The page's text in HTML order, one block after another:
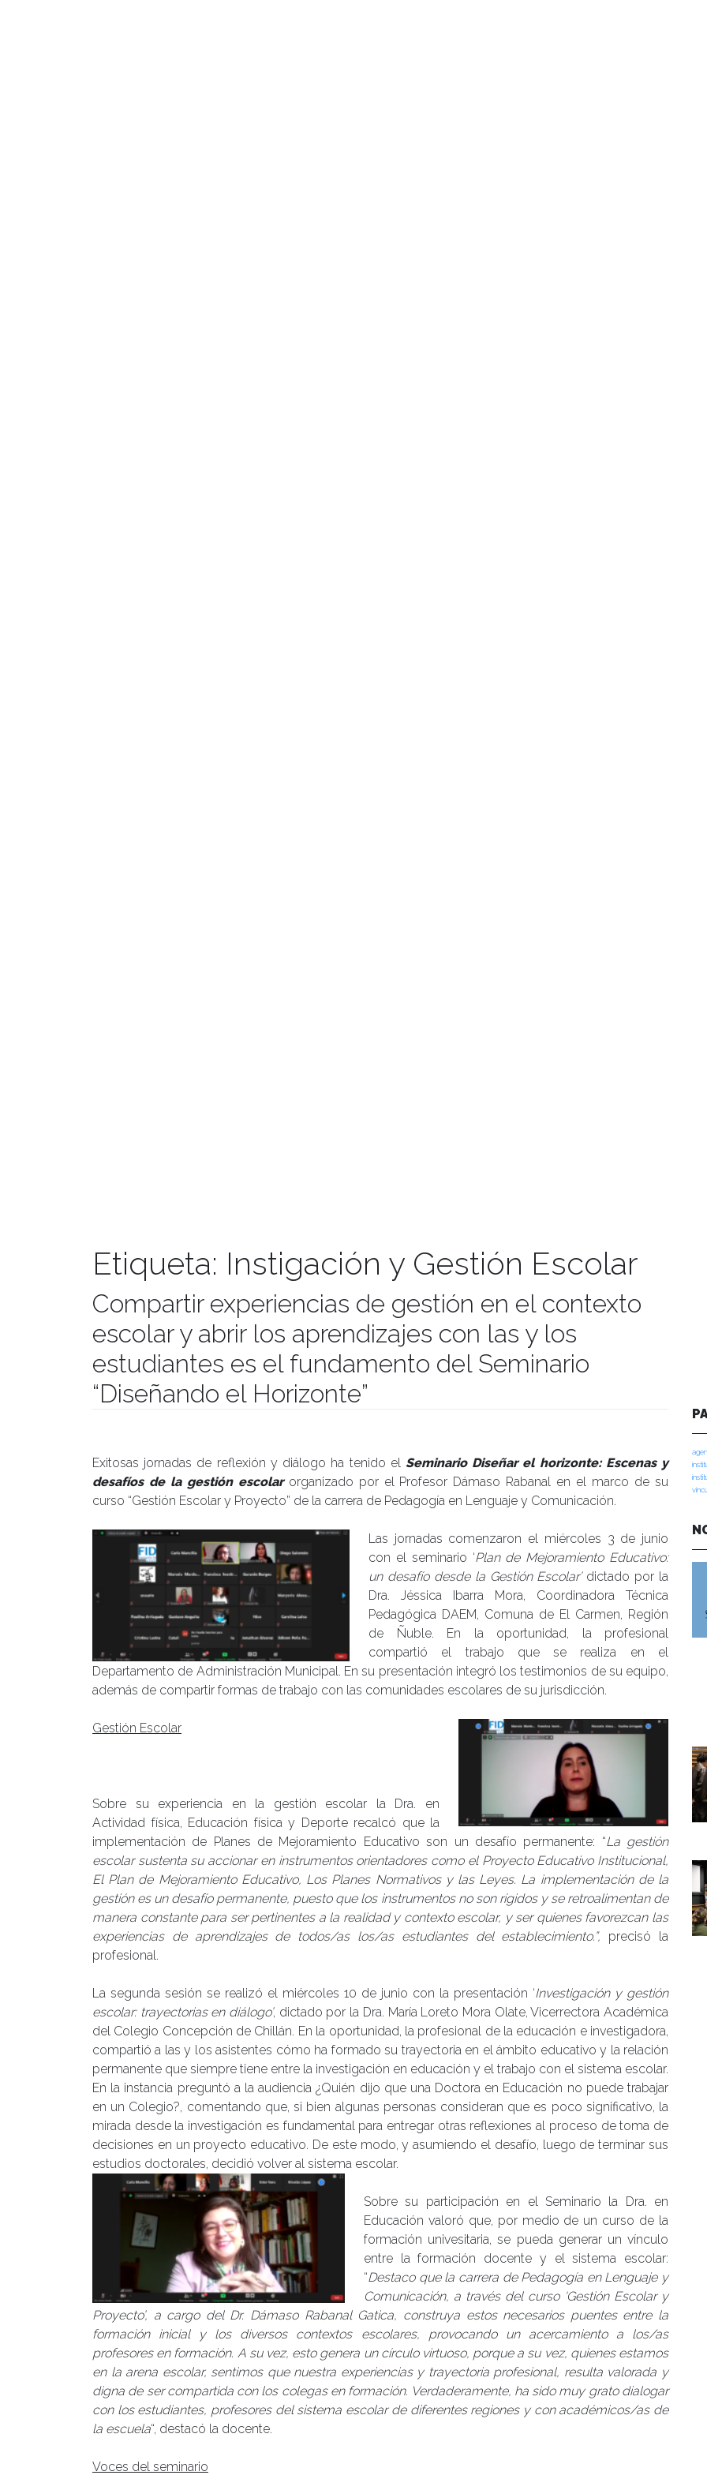
Etiqueta: Instigación y Gestión Escolar
Compartir experiencias de gestión en el contexto
escolar y abrir los aprendizajes con las y los
estudiantes es el fundamento del Seminario
“Diseñando el Horizonte”
Exitosas jornadas de reflexión y diálogo ha tenido el Seminario Diseñar el horizonte: Escenas y
desafíos de la gestión escolar organizado por el Profesor Dámaso Rabanal en el marco de su
curso “Gestión Escolar y Proyecto” de la carrera de Pedagogía en Lenguaje y Comunicación.
Las jornadas comenzaron el miércoles 3 de junio
con el seminario ‘Plan de Mejoramiento Educativo:
un desafío desde la Gestión Escolar’ dictado por la
Dra. Jéssica Ibarra Mora, Coordinadora Técnica
Pedagógica DAEM, Comuna de El Carmen, Región
de Ñuble. En la oportunidad, la profesional
compartió el trabajo que se realiza en el
Departamento de Administración Municipal. En su presentación integró los testimonios de su equipo,
además de compartir formas de trabajo con las comunidades escolares de su jurisdicción.
Gestión Escolar
Sobre su experiencia en la gestión escolar la Dra. en
Actividad física, Educación física y Deporte recalcó que la
implementación de Planes de Mejoramiento Educativo son un desafío permanente: “La gestión
escolar sustenta su accionar en instrumentos orientadores como el Proyecto Educativo Institucional,
El Plan de Mejoramiento Educativo, Los Planes Normativos y las Leyes. La implementación de la
gestión es un desafío permanente, puesto que los instrumentos no son rígidos y se retroalimentan de
manera constante para ser pertinentes a la realidad y contexto escolar, y ser quienes favorezcan las
experiencias de aprendizajes de todos/as los/as estudiantes del establecimiento.”, precisó la
profesional.
La segunda sesión se realizó el miércoles 10 de junio con la presentación ‘Investigación y gestión
escolar: trayectorias en diálogo’, dictado por la Dra. María Loreto Mora Olate, Vicerrectora Académica
del Colegio Concepción de Chillán. En la oportunidad, la profesional de la educación e investigadora,
compartió a las y los asistentes cómo ha formado su trayectoria en el ámbito educativo y la relación
permanente que siempre tiene entre la investigación en educación y el trabajo con el sistema escolar.
En la instancia preguntó a la audiencia ¿Quién dijo que una Doctora en Educación no puede trabajar
en un Colegio?, comentando que, si bien algunas personas consideran que es poco significativo, la
mirada desde la investigación es fundamental para entregar otras reflexiones al proceso de toma de
decisiones en un proyecto educativo. De este modo, y asumiendo el desafío, luego de terminar sus
estudios doctorales, decidió volver al sistema escolar.
Sobre su participación en el Seminario la Dra. en
Educación valoró que, por medio de un curso de la
formación univesitaria, se pueda generar un vínculo
entre la formación docente y el sistema escolar:
“Destaco que la carrera de Pedagogía en Lenguaje y
Comunicación, a través del curso ‘Gestión Escolar y
Proyecto’, a cargo del Dr. Dámaso Rabanal Gatica, construya estos necesarios puentes entre la
formación inicial y los diversos contextos escolares, provocando un acercamiento a los/as
profesores en formación. A su vez, esto genera un círculo virtuoso, porque a su vez, quienes estamos
en la arena escolar, sentimos que nuestra experiencias y trayectoria profesional, resulta valorada y
digna de ser compartida con los colegas en formación. Verdaderamente, ha sido muy grato dialogar
con los estudiantes, profesores del sistema escolar de diferentes regiones y con académicos/as de
la escuela“, destacó la docente.
Voces del seminario